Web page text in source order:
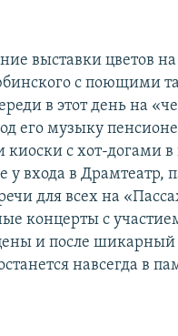
выставки цветов на
с поющими
в этот день на
его музыку
с хот-догами в
входа в Драмтеатр,
для всех на
концерты с
и после шикарный
навсегда в